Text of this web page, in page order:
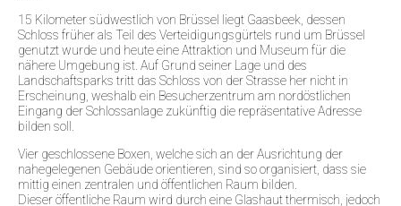
15 Kilometer südwestlich von Brüssel liegt Gaasbeek, dessen
Schloss früher als Teil des Verteidigungsgürtels rund um Brüssel
genutzt wurde und heute eine Attraktion und Museum für die
nähere Umgebung ist. Auf Grund seiner Lage und des
Landschaftsparks tritt das Schloss von der Strasse her nicht in
Erscheinung, weshalb ein Besucherzentrum am nordöstlichen
Eingang der Schlossanlage zukünftig die repräsentative Adresse
bilden soll.
Vier geschlossene Boxen, welche sich an der Ausrichtung der
nahegelegenen Gebäude orientieren, sind so organisiert, dass sie
mittig einen zentralen und öffentlichen Raum bilden.
Dieser öffentliche Raum wird durch eine Glashaut thermisch, jedoch